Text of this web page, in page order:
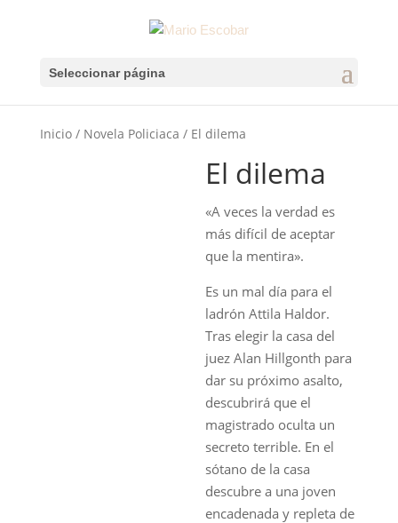
Seleccionar página
Inicio/ Novela Policiaca / El dilema
El dilema
«A veces la verdad es
más difícil de aceptar
que la mentira».
Es un mal día para el
ladrón Attila Haldor.
Tras elegir la casa del
juez Alan Hillgonth para
dar su próximo asalto,
descubrirá que el
magistrado oculta un
secreto terrible. En el
sótano de la casa
descubre a una joven
encadenada y repleta de